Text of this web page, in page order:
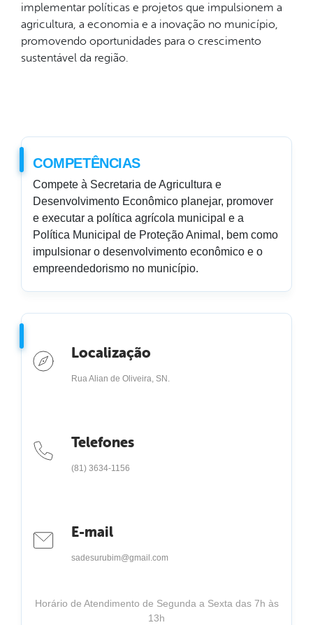
implementar políticas e projetos que impulsionem a
agricultura, a economia e a inovação no município,
promovendo oportunidades para o crescimento
sustentável da região.
COMPETÊNCIAS
Compete à Secretaria de Agricultura e
Desenvolvimento Econômico planejar, promover
e executar a política agrícola municipal e a
Política Municipal de Proteção Animal, bem como
impulsionar o desenvolvimento econômico e o
empreendedorismo no município.
Localização
Rua Alian de Oliveira, SN.
Telefones
(81) 3634-1156
E-mail
sadesurubim@gmail.com
Horário de Atendimento de Segunda a Sexta das 7h às
13h